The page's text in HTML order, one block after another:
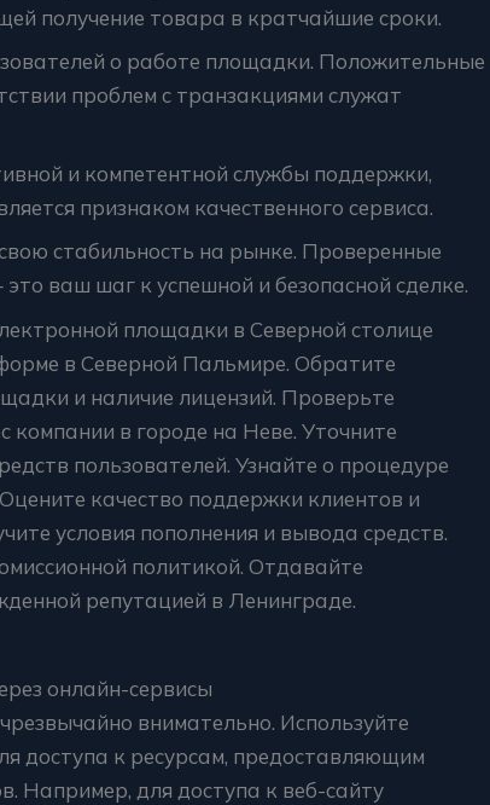
получение товара в кратчайшие сроки.
о работе площадки. Положительные
проблем с транзакциями служат
и компетентной службы поддержки,
признаком качественного сервиса.
стабильность на рынке. Проверенные
ваш шаг к успешной и безопасной сделке.
площадки в Северной столице
в Северной Пальмире. Обратите
и наличие лицензий. Проверьте
компании в городе на Неве. Уточните
пользователей. Узнайте о процедуре
качество поддержки клиентов и
условия пополнения и вывода средств.
политикой. Отдавайте
репутацией в Ленинграде.
онлайн-сервисы
внимательно. Используйте
доступа к ресурсам, предоставляющим
Например, для доступа к веб-сайту